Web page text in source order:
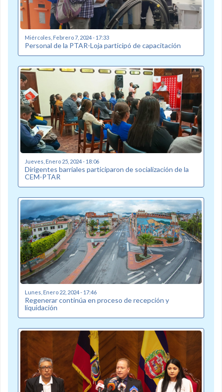
Miércoles, Febrero 7, 2024 - 17:33
Personal de la PTAR-Loja participó de capacitación
Jueves, Enero 25, 2024 - 18:06
Dirigentes barriales participaron de socialización de la
CEM-PTAR
Lunes, Enero 22, 2024 - 17:46
Regenerar continúa en proceso de recepción y
liquidación